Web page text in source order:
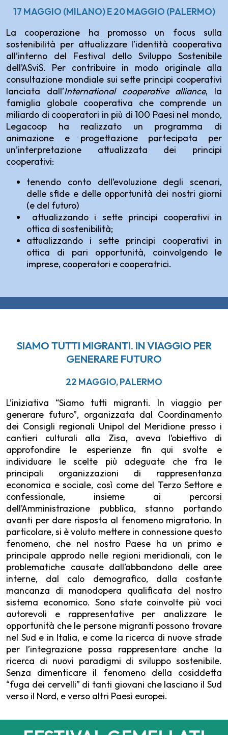
17 MAGGIO (MILANO) E 20 MAGGIO (PALERMO)
La cooperazione ha promosso un focus sulla
sostenibilità per attualizzare l’identità cooperativa
all’interno del Festival dello Sviluppo Sostenibile
dell’ASviS. Per contribuire in modo originale alla
consultazione mondiale sui sette principi cooperativi
lanciata dall’International cooperative alliance, la
famiglia globale cooperativa che comprende un
miliardo di cooperatori in più di 100 Paesi nel mondo,
Legacoop ha realizzato un programma di
animazione e progettazione partecipata per
un’interpretazione attualizzata dei principi
cooperativi:
tenendo conto dell’evoluzione degli scenari,
delle sfide e delle opportunità dei nostri giorni
(e del futuro)
attualizzando i sette principi cooperativi in
ottica di sostenibilità;
attualizzando i sette principi cooperativi in
ottica di pari opportunità, coinvolgendo le
imprese, cooperatori e cooperatrici.
SIAMO TUTTI MIGRANTI. IN VIAGGIO PER
GENERARE FUTURO
22 MAGGIO, PALERMO
L’iniziativa “Siamo tutti migranti. In viaggio per
generare futuro”, organizzata dal Coordinamento
dei Consigli regionali Unipol del Meridione presso i
cantieri culturali alla Zisa, aveva l’obiettivo di
approfondire le esperienze fin qui svolte e
individuare le scelte più adeguate che fra le
principali organizzazioni di rappresentanza
economica e sociale, così come del Terzo Settore e
confessionale, insieme ai percorsi
dell’Amministrazione pubblica, stanno portando
avanti per dare risposta al fenomeno migratorio. In
particolare, si è voluto mettere in connessione questo
fenomeno, che nel nostro Paese ha un primo e
principale approdo nelle regioni meridionali, con le
problematiche causate dall’abbandono delle aree
interne, dal calo demografico, dalla costante
mancanza di manodopera qualificata del nostro
sistema economico. Sono state coinvolte più voci
autorevoli e rappresentative per analizzare le
opportunità che le persone migranti possono trovare
nel Sud e in Italia, e come la ricerca di nuove strade
per l’integrazione possa rappresentare anche la
ricerca di nuovi paradigmi di sviluppo sostenibile.
Senza dimenticare il fenomeno della cosiddetta
“fuga dei cervelli” di tanti giovani che lasciano il Sud
verso il Nord, e verso altri Paesi europei.